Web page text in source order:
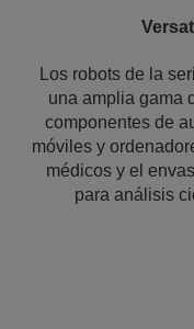
Los robots de la
una amplia gama
componentes de
móviles y
médicos y el
para análisis